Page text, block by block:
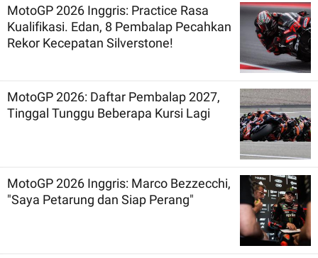
MotoGP 2026 Inggris: Practice Rasa
Kualifikasi. Edan, 8 Pembalap Pecahkan
Rekor Kecepatan Silverstone!
MotoGP 2026: Daftar Pembalap 2027,
Tinggal Tunggu Beberapa Kursi Lagi
MotoGP 2026 Inggris: Marco Bezzecchi,
"Saya Petarung dan Siap Perang"